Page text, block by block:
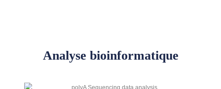
Analyse bioinformatique